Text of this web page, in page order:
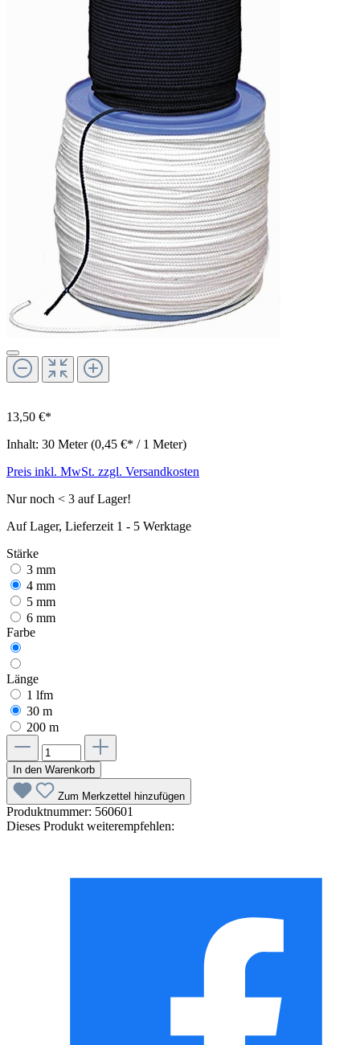
13,50 €*
Inhalt: 30 Meter(0,45 €* / 1 Meter)
Preis inkl. MwSt. zzgl. Versandkosten
Nur noch < 3 auf Lager!
Auf Lager, Lieferzeit 1 - 5 Werktage
Stärke
3 mm
4 mm
5 mm
6 mm
Farbe
Länge
1 lfm
30 m
200 m
In den Warenkorb
Zum Merkzettel hinzufügen
Produktnummer: 560601
Dieses Produkt weiterempfehlen: